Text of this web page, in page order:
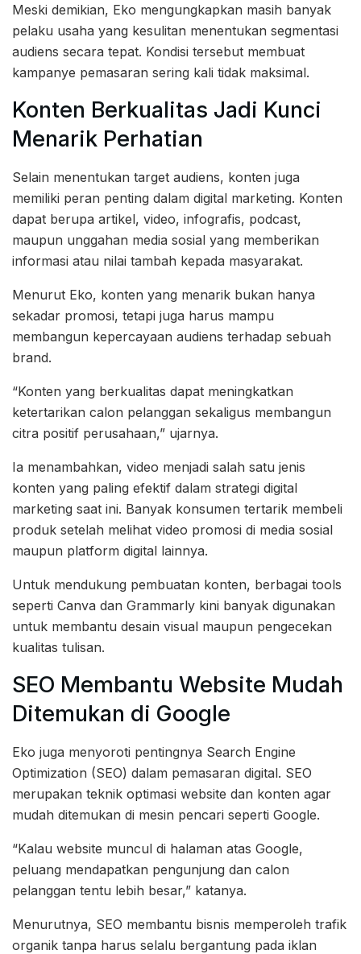
Meski demikian, Eko mengungkapkan masih banyak
pelaku usaha yang kesulitan menentukan segmentasi
audiens secara tepat. Kondisi tersebut membuat
kampanye pemasaran sering kali tidak maksimal.
Konten Berkualitas Jadi Kunci
Menarik Perhatian
Selain menentukan target audiens, konten juga
memiliki peran penting dalam digital marketing. Konten
dapat berupa artikel, video, infografis, podcast,
maupun unggahan media sosial yang memberikan
informasi atau nilai tambah kepada masyarakat.
Menurut Eko, konten yang menarik bukan hanya
sekadar promosi, tetapi juga harus mampu
membangun kepercayaan audiens terhadap sebuah
brand.
“Konten yang berkualitas dapat meningkatkan
ketertarikan calon pelanggan sekaligus membangun
citra positif perusahaan,” ujarnya.
Ia menambahkan, video menjadi salah satu jenis
konten yang paling efektif dalam strategi digital
marketing saat ini. Banyak konsumen tertarik membeli
produk setelah melihat video promosi di media sosial
maupun platform digital lainnya.
Untuk mendukung pembuatan konten, berbagai tools
seperti Canva dan Grammarly kini banyak digunakan
untuk membantu desain visual maupun pengecekan
kualitas tulisan.
SEO Membantu Website Mudah
Ditemukan di Google
Eko juga menyoroti pentingnya Search Engine
Optimization (SEO) dalam pemasaran digital. SEO
merupakan teknik optimasi website dan konten agar
mudah ditemukan di mesin pencari seperti Google.
“Kalau website muncul di halaman atas Google,
peluang mendapatkan pengunjung dan calon
pelanggan tentu lebih besar,” katanya.
Menurutnya, SEO membantu bisnis memperoleh trafik
organik tanpa harus selalu bergantung pada iklan